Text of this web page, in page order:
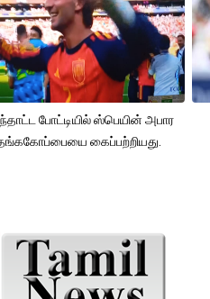
போட்டியில் ஸ்பெயின் அபார
கைப்பற்றியது.